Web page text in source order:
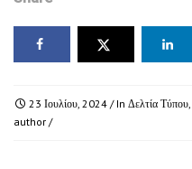
23 Ιουλίου, 2024 / In Δελτία Τύπου,
author /